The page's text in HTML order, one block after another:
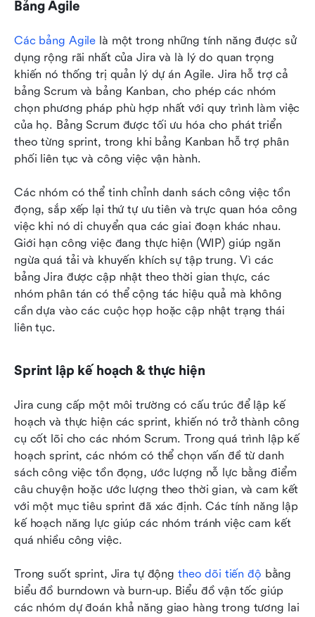
Bảng Agile
Các bảng Agile là một trong những tính năng được sử
dụng rộng rãi nhất của Jira và là lý do quan trọng
khiến nó thống trị quản lý dự án Agile. Jira hỗ trợ cả
bảng Scrum và bảng Kanban, cho phép các nhóm
chọn phương pháp phù hợp nhất với quy trình làm việc
của họ. Bảng Scrum được tối ưu hóa cho phát triển
theo từng sprint, trong khi bảng Kanban hỗ trợ phân
phối liên tục và công việc vận hành.
Các nhóm có thể tinh chỉnh danh sách công việc tồn
đọng, sắp xếp lại thứ tự ưu tiên và trực quan hóa công
việc khi nó di chuyển qua các giai đoạn khác nhau.
Giới hạn công việc đang thực hiện (WIP) giúp ngăn
ngừa quá tải và khuyến khích sự tập trung. Vì các
bảng Jira được cập nhật theo thời gian thực, các
nhóm phân tán có thể cộng tác hiệu quả mà không
cần dựa vào các cuộc họp hoặc cập nhật trạng thái
liên tục.
Sprint lập kế hoạch & thực hiện
Jira cung cấp một môi trường có cấu trúc để lập kế
hoạch và thực hiện các sprint, khiến nó trở thành công
cụ cốt lõi cho các nhóm Scrum. Trong quá trình lập kế
hoạch sprint, các nhóm có thể chọn vấn đề từ danh
sách công việc tồn đọng, ước lượng nỗ lực bằng điểm
câu chuyện hoặc ước lượng theo thời gian, và cam kết
với một mục tiêu sprint đã xác định. Các tính năng lập
kế hoạch năng lực giúp các nhóm tránh việc cam kết
quá nhiều công việc.
Trong suốt sprint, Jira tự động theo dõi tiến độ bằng
biểu đồ burndown và burn-up. Biểu đồ vận tốc giúp
các nhóm dự đoán khả năng giao hàng trong tương lai